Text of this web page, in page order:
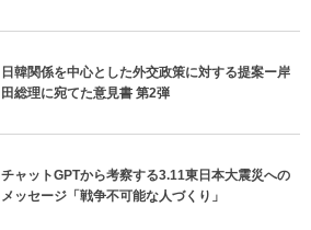
日韓関係を中心とした外交政策に対する提案ー岸
田総理に宛てた意見書 第2弾
チャットGPTから考察する3.11東日本大震災への
メッセージ「戦争不可能な人づくり」